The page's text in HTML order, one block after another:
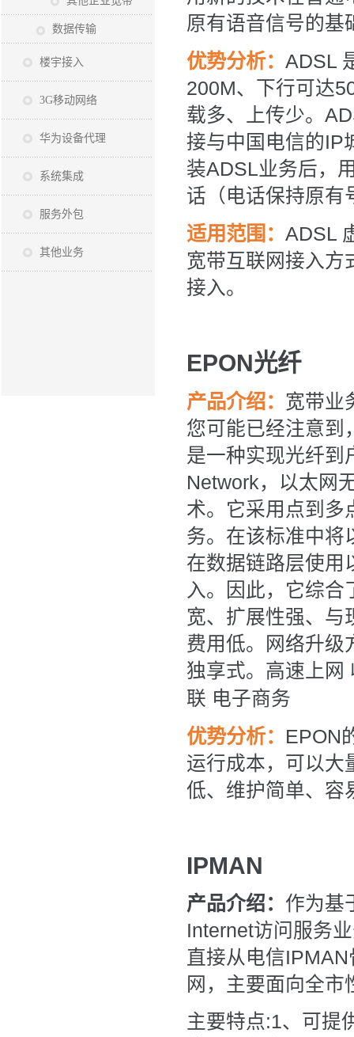
数据传输
楼宇接入
3G移动网络
华为设备代理
系统集成
服务外包
其他业务
原有语音信号的基
优势分析： ADSL
200M、下行可达
载多、上传少。
接与中国电信的IP
装ADSL业务后，
话（电话保持原有
适用范围： ADSL
宽带互联网接入方
接入。
EPON光纤
产品介绍： 宽带业
您可能已经注意到
是一种实现光纤到
Network，以太网
术。它采用点到多
务。在该标准中将
在数据链路层使用
入。因此，它综合
宽、扩展性强、与
费用低。网络升级
独享式。高速上网
联 电子商务
优势分析： EPON
运行成本，可以大
低、维护简单、容
IPMAN
产品介绍： 作为基
Internet访问服务
直接从电信
网，主要面向全市
主要特点:1、可提